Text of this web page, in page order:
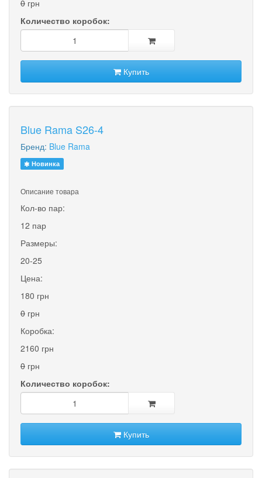
0 грн
Количество коробок:
Купить
Blue Rama S26-4
Бренд: Blue Rama
Новинка
Описание товара
Кол-во пар:
12 пар
Размеры:
20-25
Цена:
180 грн
0 грн
Коробка:
2160 грн
0 грн
Количество коробок:
Купить